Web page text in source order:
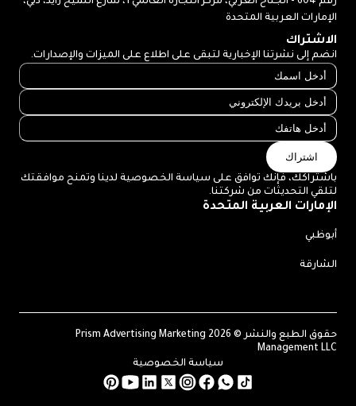
الإمارات العربية المتحدة
الاشتراك
انضم إلى نشرتنا الإخبارية لتبقى على اطلاع على الميزات والإصدارات.
اشتراك
باشتراكك، فإنك توافق على سياسة الخصوصية لدينا وتمنح موافقتك
لتلقي التحديثات من شركتنا.
الإمارات العربية المتحدة
أبوظبي
الشارقة
حقوق الطبع والنشر © 2026 Prism Advertising Marketing
Management LLC
سياسة الخصوصية